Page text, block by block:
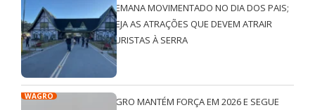
SEMANA MOVIMENTADO NO DIA DOS PAIS;
VEJA AS ATRAÇÕES QUE DEVEM ATRAIR
TURISTAS À SERRA
WAGRO
AGRO MANTÉM FORÇA EM 2026 E SEGUE